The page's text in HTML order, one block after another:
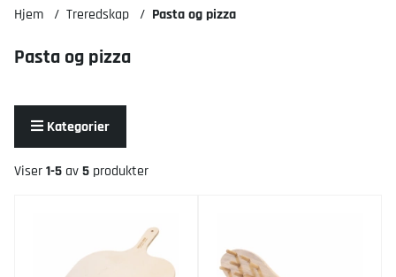
Hjem Treredskap Pasta og pizza
Pasta og pizza
Kategorier
Viser1-5 av5 produkter